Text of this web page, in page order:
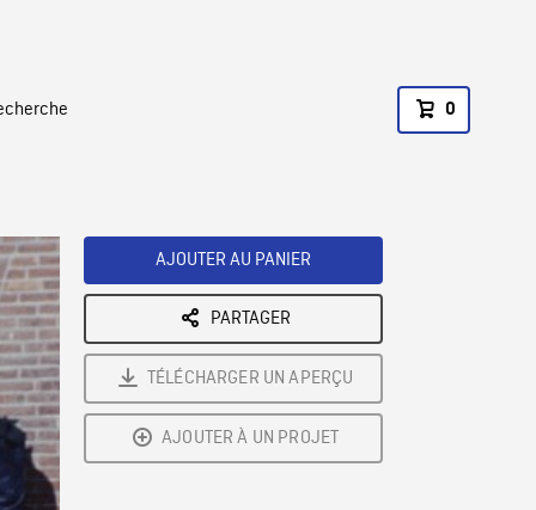
0
AJOUTER AU PANIER
PARTAGER
TÉLÉCHARGER UN APERÇU
AJOUTER À UN PROJET